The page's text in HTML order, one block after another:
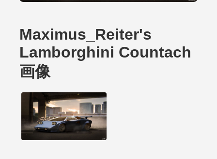
Maximus_Reiter's
Lamborghini Countach
画像